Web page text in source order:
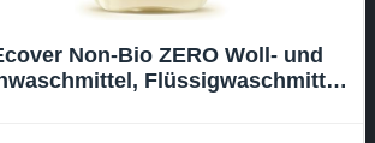
Non-Bio ZERO Woll- und
Flüssigwaschmittel,